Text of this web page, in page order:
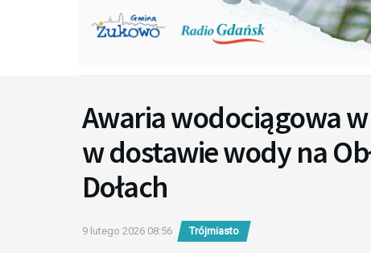
Awaria wodociągowa
w dostawie wody na
Dołach
9 lutego 2026 08:56 Trójmiasto